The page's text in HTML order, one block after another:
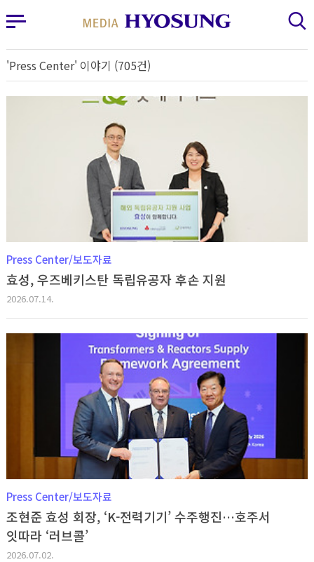
MY FRIEND HYOSUNG
사이드바 열기 검색 레이어 열기
'Press Center' 이야기 (705건)
Press Center/보도자료
효성, 우즈베키스탄 독립유공자 후손 지원
2026.07.14.
Press Center/보도자료
조현준 효성 회장, ‘K-전력기기’ 수주행진…호주서
잇따라 ‘러브콜’
2026.07.02.